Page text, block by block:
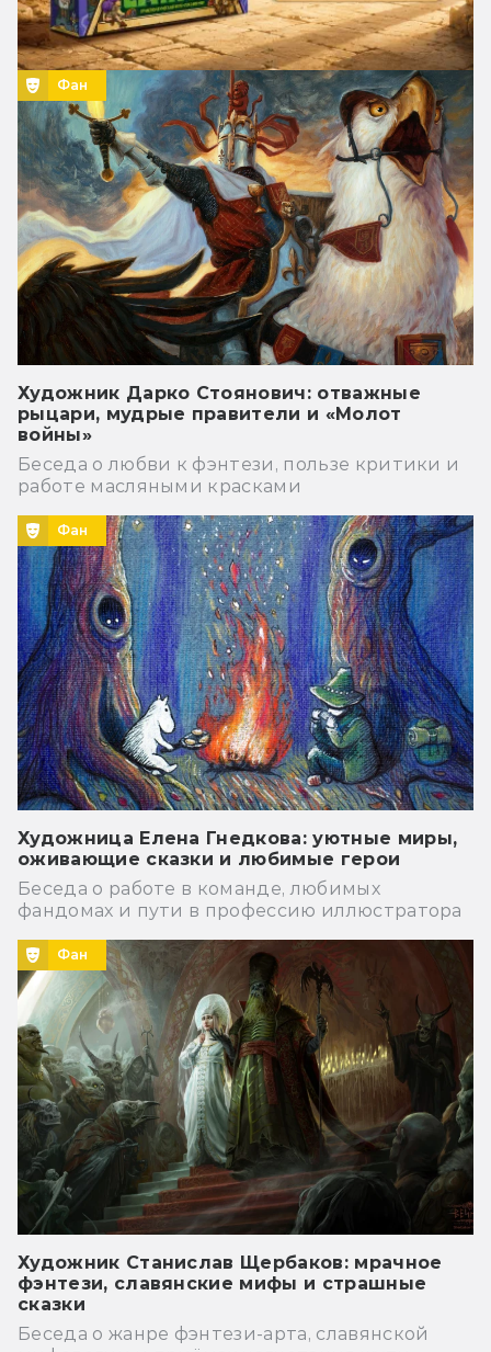
Фан
Художник Дарко Стоянович: отважные
рыцари, мудрые правители и «Молот
войны»
Беседа о любви к фэнтези, пользе критики и
работе масляными красками
Фан
Художница Елена Гнедкова: уютные миры,
оживающие сказки и любимые герои
Беседа о работе в команде, любимых
фандомах и пути в профессию иллюстратора
Фан
Художник Станислав Щербаков: мрачное
фэнтези, славянские мифы и страшные
сказки
Беседа о жанре фэнтези-арта, славянской